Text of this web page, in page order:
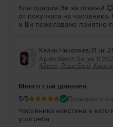
Благодарим Ви за отзива!
от покупката на
и Ви пожелаваме приятно
Калин Николаев,31 Jul
Apple Watch Series 11
42mm, Rose Gold, Като
Много съм доволен
5/5 Проверен
Часовника наистина е
употреба ,